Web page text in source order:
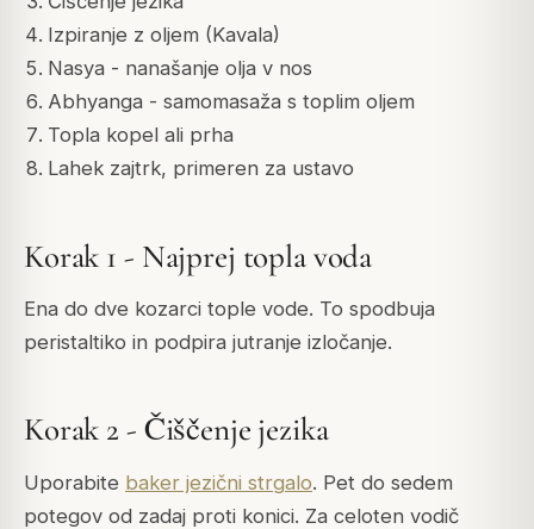
Izpiranje z oljem (Kavala)
Nasya - nanašanje olja v nos
Abhyanga - samomasaža s toplim oljem
Topla kopel ali prha
Lahek zajtrk, primeren za ustavo
Korak 1 - Najprej topla voda
Ena do dve kozarci tople vode. To spodbuja
peristaltiko in podpira jutranje izločanje.
Korak 2 - Čiščenje jezika
Uporabite baker jezični strgalo. Pet do sedem
potegov od zadaj proti konici. Za celoten vodič